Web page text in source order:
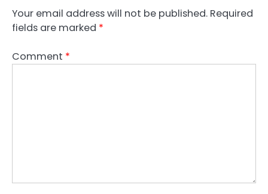
Your email address will not be published. Required
fields are marked *
Comment *